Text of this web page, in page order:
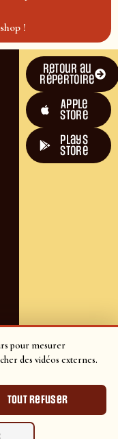
pour mesurer
des vidéos externes.
Tout refuser
!
Retour au
répertoire
Apple
Store
plays
store